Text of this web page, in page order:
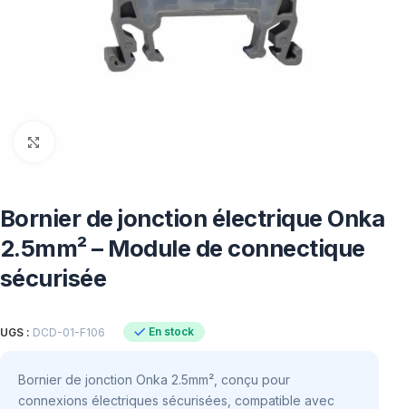
Bornier de jonction électrique Onka
2.5mm² – Module de connectique
sécurisée
UGS : DCD-01-F106 En stock
Bornier de jonction Onka 2.5mm², conçu pour
connexions électriques sécurisées, compatible avec